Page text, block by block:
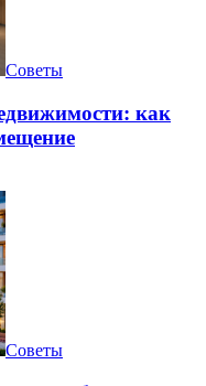
Советы
как
Советы